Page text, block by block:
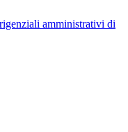
amministrativi di